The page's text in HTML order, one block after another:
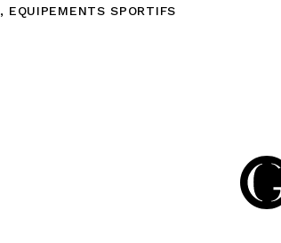
, EQUIPEMENTS SPORTIFS